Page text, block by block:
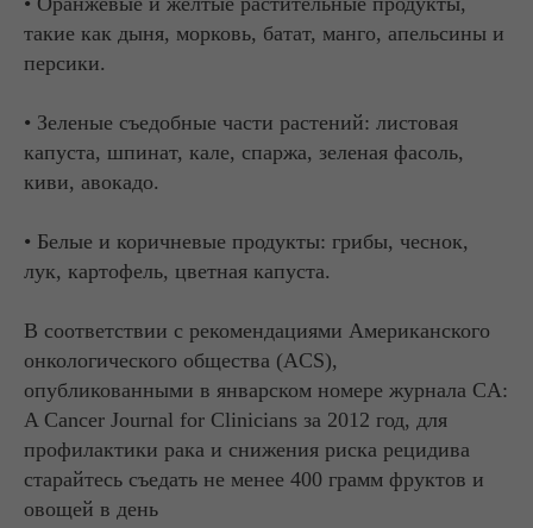
такие как дыня, морковь, батат, манго, апельсины и
персики.
• Зеленые съедобные части растений: листовая
капуста, шпинат, кале, спаржа, зеленая фасоль,
киви, авокадо.
• Белые и коричневые продукты: грибы, чеснок,
лук, картофель, цветная капуста.
В соответствии с рекомендациями Американского
онкологического общества (ACS),
опубликованными в январском номере журнала CA:
A Cancer Journal for Clinicians за 2012 год, для
профилактики рака и снижения риска рецидива
старайтесь съедать не менее 400 грамм фруктов и
овощей в день